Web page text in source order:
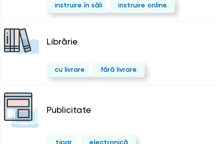
instruire în săli instruire online
Librărie
cu livrare fără livrare
Publicitate
tipar electronică